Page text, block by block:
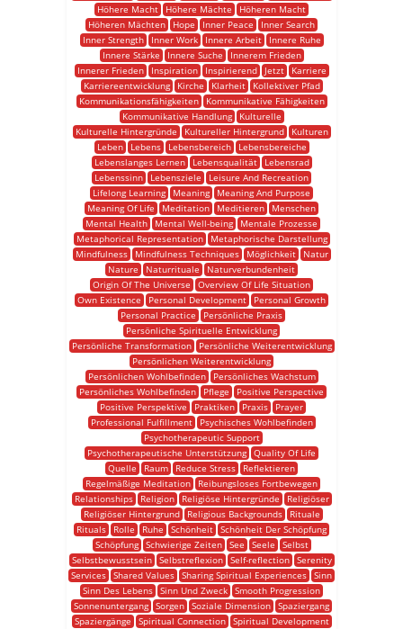
Höhere Macht
Höhere Mächte
Höheren Macht
Höheren Mächten
Hope Inner Peace
Inner Search
Inner Strength
Inner Work Innere Arbeit
Innere Ruhe
Innere Stärke
Innere Suche
Innerem Frieden
Innerer Frieden
Inspiration Inspirierend Jetzt
Karriere
Karriereentwicklung
Kirche Klarheit
Kollektiver Pfad
Kommunikationsfähigkeiten
Kommunikative Fähigkeiten
Kommunikative Handlung
Kulturelle
Kulturelle Hintergründe
Kultureller Hintergrund
Kulturen
Leben
Lebens Lebensbereich
Lebensbereiche
Lebenslanges Lernen
Lebensqualität
Lebensrad
Lebenssinn
Lebensziele
Leisure And Recreation
Lifelong Learning
Meaning
Meaning And Purpose
Meaning Of Life
Meditation Meditieren
Menschen
Mental Health
Mental Well-being
Mentale Prozesse
Metaphorical Representation
Metaphorische Darstellung
Mindfulness
Mindfulness Techniques Möglichkeit
Natur
Nature
Naturrituale
Naturverbundenheit
Origin Of The Universe
Overview Of Life Situation
Own Existence
Personal Development
Personal Growth
Personal Practice
Persönliche Praxis
Persönliche Spirituelle Entwicklung
Persönliche Transformation
Persönliche Weiterentwicklung
Persönlichen Weiterentwicklung
Persönlichen Wohlbefinden
Persönliches Wachstum
Persönliches Wohlbefinden
Pflege
Positive Perspective
Positive Perspektive
Praktiken Praxis
Prayer
Professional Fulfillment
Psychisches Wohlbefinden
Psychotherapeutic Support
Psychotherapeutische Unterstützung Quality Of Life
Quelle
Raum Reduce Stress
Reflektieren
Regelmäßige Meditation
Reibungsloses Fortbewegen
Relationships
Religion Religiöse Hintergründe
Religiöser
Religiöser Hintergrund
Religious Backgrounds
Rituale
Rituals
Rolle Ruhe Schönheit Schönheit Der Schöpfung
Schöpfung
Schwierige Zeiten See Seele
Selbst
Selbstbewusstsein
Selbstreflexion Self-reflection
Serenity
Services Shared Values Sharing Spiritual Experiences Sinn
Sinn Des Lebens Sinn Und Zweck Smooth Progression
Sonnenuntergang Sorgen Soziale Dimension Spaziergang
Spaziergänge
Spiritual Connection
Spiritual Development